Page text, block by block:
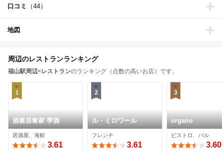
口コミ （44）
地図
周辺のレストランランキング
福山駅周辺× レストランのランキング（点数の高いお店）です。
1
酒奏居肴家 季酒
居酒屋、海鮮
3.61
2
ル・ミロワール
フレンチ
3.61
3
organo
ビストロ、バル
3.60